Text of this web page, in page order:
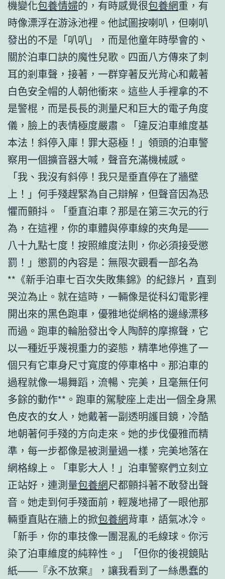
機變化包養情婦的，有時感覺很包養網重，有
時像漂浮在游泳池裡。他試圖按喇叭，但喇叭
發出的不是「叭叭」，而是他童年時學會的、
關於泊車口訣的魔性兒歌。四面八方傳來了刺
耳的剎車聲，接著，一群穿著反光背心和戴著
白色安全帽的人朝他衝來。這些人手裡拿的不
是警棍，而是長長的測量尺和巨大的電子角度
儀，臉上的表情極度嚴肅。「違反泊車維度基
本法！斜停入庫！罪大惡極！」領頭的泊車警
察用一個擴音器大喊，聲音充滿機械感。
「我、我沒有斜停！我只是垂直停在了牆壁
上！」何手殘趕緊為自己辯解，但聲音因為恐
懼而顫抖。「垂直泊車？那是在第三次元的行
為，在這裡，你的車體與停車線的夾角是——
八十九點七度！按照維度法則，你必須接受懲
罰！」懲罰的內容是：無限次觀看一部名為
**《新手泊車七百次失敗集錦》的紀錄片，直到
哭泣為止。就在這時，一輛像是從科幻電影裡
開出來的黑色跑車，優雅地從網格的邊緣漂移
而過。跑車的輪胎發出令人陶醉的摩擦聲，它
以一種近乎蔑視重力的姿態，精準地停進了一
個只有它車身尺寸寬度的停車格中。那泊車的
過程就像一場舞蹈，流暢、完美，且毫無任何
多餘的動作**。跑車的駕駛座上走出一個全身黑
色皮衣的女人，她戴著一副透明護目鏡，冷酷
地朝著何手殘的方向走來。她的步伐優雅而精
準，每一步都像是被測量過一樣，完美地落在
網格線上。「車影大人！」泊車警察們立刻立
正站好，連測量包養網尺都顫抖著不敢發出聲
音。她走到何手殘面前，輕蔑地掃了一眼他那
輛垂直貼在牆上的掀包養網背車，語氣冰冷。
「新手，你的車技像一團混亂的毛線球。你污
染了泊車維度的純粹性。」「但你的後視鏡貼
紙——『永不放棄』，讓我看到了一絲愚蠢的